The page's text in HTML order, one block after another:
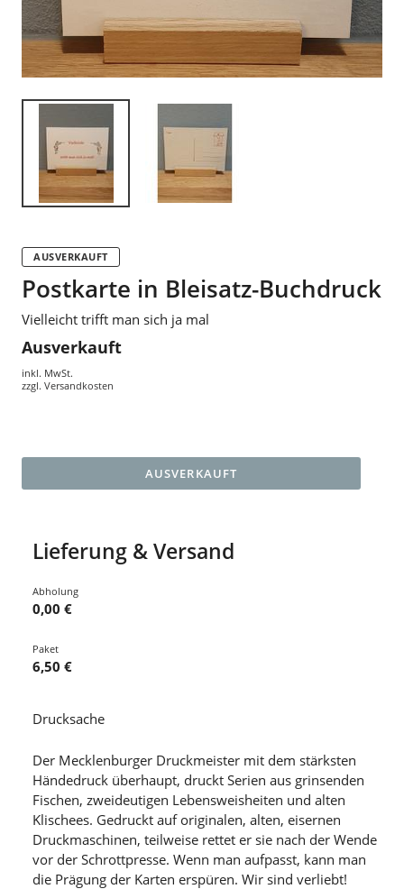
AUSVERKAUFT
Postkarte in Bleisatz-Buchdruck
Vielleicht trifft man sich ja mal
Ausverkauft
inkl. MwSt.
zzgl. Versandkosten
AUSVERKAUFT
Lieferung & Versand
Abholung
0,00 €
Paket
6,50 €
Drucksache
Der Mecklenburger Druckmeister mit dem stärksten
Händedruck überhaupt, druckt Serien aus grinsenden
Fischen, zweideutigen Lebensweisheiten und alten
Klischees. Gedruckt auf originalen, alten, eisernen
Druckmaschinen, teilweise rettet er sie nach der Wende
vor der Schrottpresse. Wenn man aufpasst, kann man
die Prägung der Karten erspüren. Wir sind verliebt!